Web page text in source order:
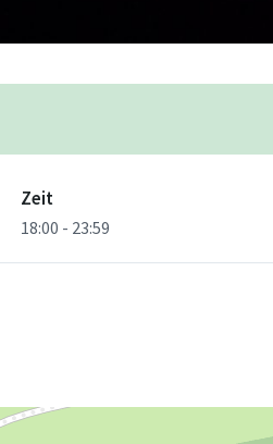
Zeit
18:00 - 23:59